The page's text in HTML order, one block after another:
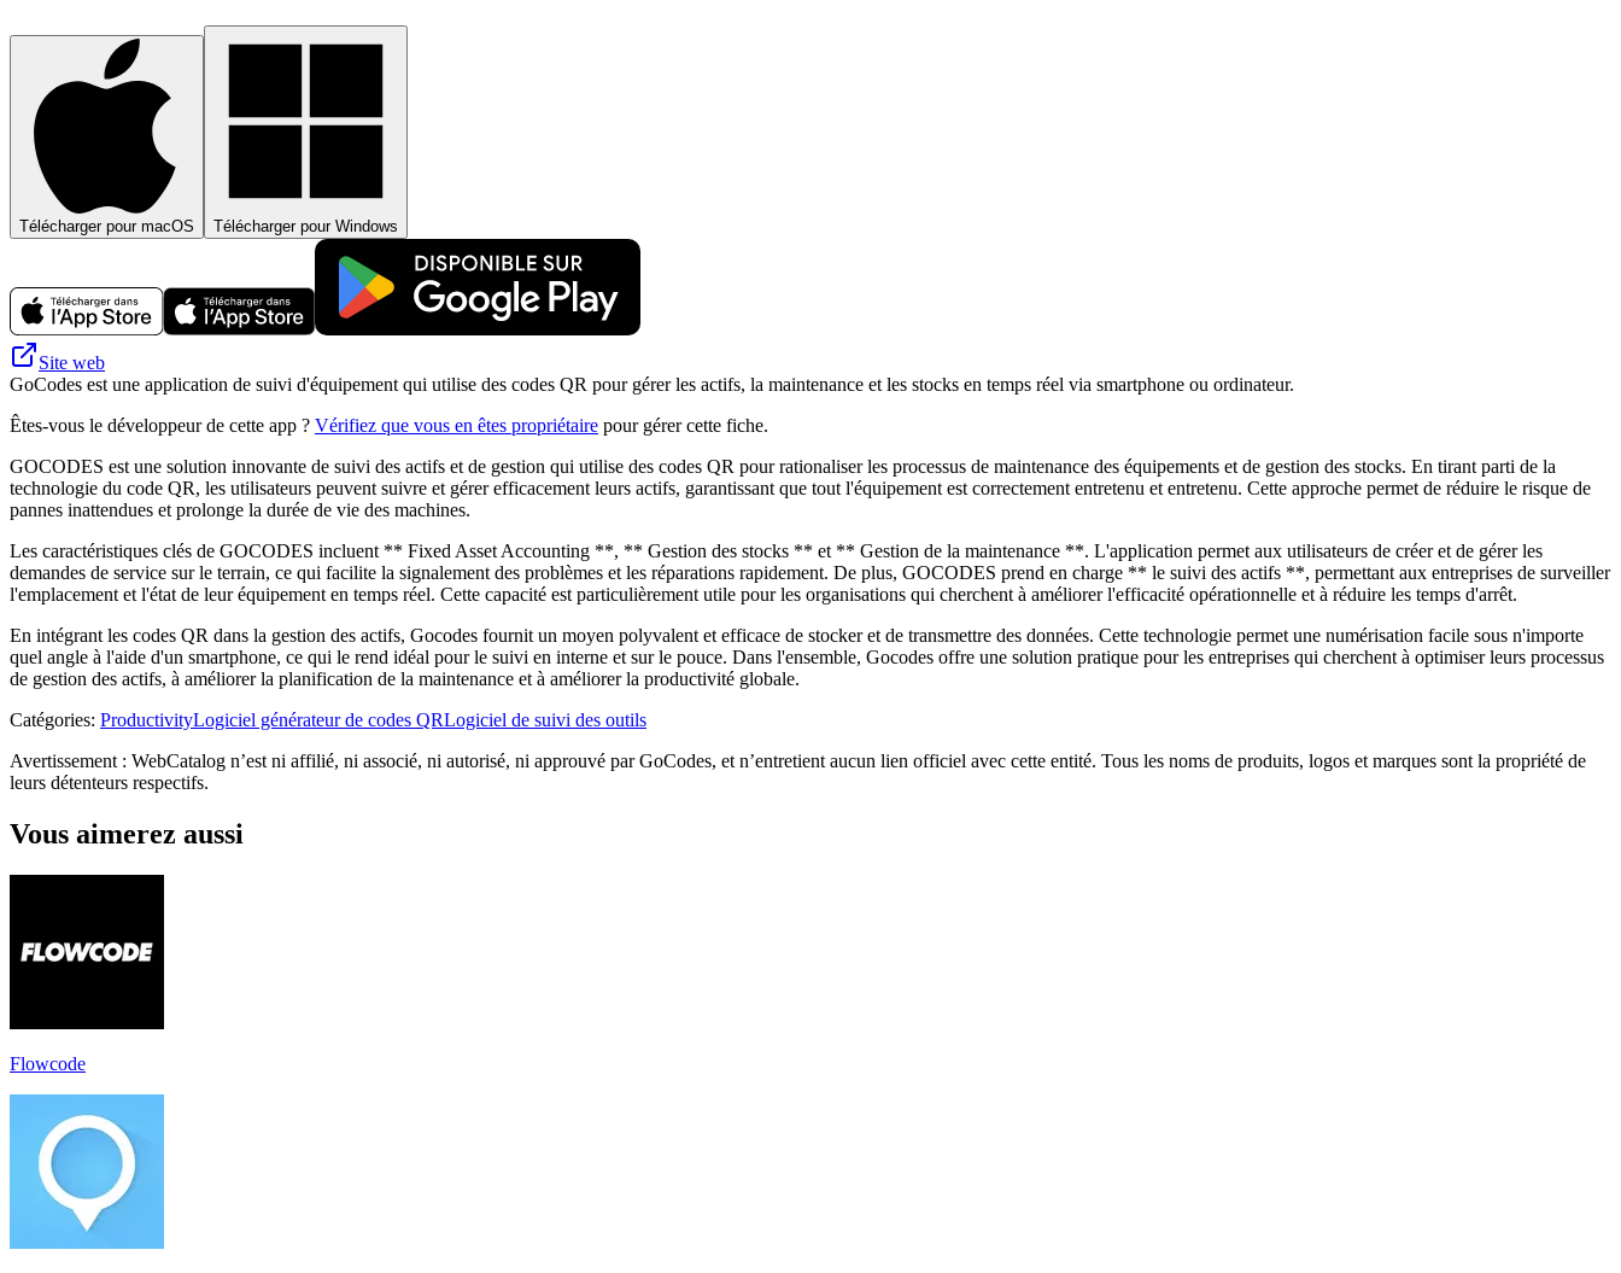
Télécharger pour macOS Télécharger pour Windows
Site web
GoCodes est une application de suivi d'équipement qui utilise des codes QR pour gérer les actifs, la maintenance et les stocks en temps réel via smartphone ou ordinateur.
Êtes-vous le développeur de cette app ? Vérifiez que vous en êtes propriétaire pour gérer cette fiche.
GOCODES est une solution innovante de suivi des actifs et de gestion qui utilise des codes QR pour rationaliser les processus de maintenance des équipements et de gestion des stocks. En tirant parti de la
technologie du code QR, les utilisateurs peuvent suivre et gérer efficacement leurs actifs, garantissant que tout l'équipement est correctement entretenu et entretenu. Cette approche permet de réduire le risque de
pannes inattendues et prolonge la durée de vie des machines.
Les caractéristiques clés de GOCODES incluent ** Fixed Asset Accounting **, ** Gestion des stocks ** et ** Gestion de la maintenance **. L'application permet aux utilisateurs de créer et de gérer les
demandes de service sur le terrain, ce qui facilite la signalement des problèmes et les réparations rapidement. De plus, GOCODES prend en charge ** le suivi des actifs **, permettant aux entreprises de surveiller
l'emplacement et l'état de leur équipement en temps réel. Cette capacité est particulièrement utile pour les organisations qui cherchent à améliorer l'efficacité opérationnelle et à réduire les temps d'arrêt.
En intégrant les codes QR dans la gestion des actifs, Gocodes fournit un moyen polyvalent et efficace de stocker et de transmettre des données. Cette technologie permet une numérisation facile sous n'importe
quel angle à l'aide d'un smartphone, ce qui le rend idéal pour le suivi en interne et sur le pouce. Dans l'ensemble, Gocodes offre une solution pratique pour les entreprises qui cherchent à optimiser leurs processus
de gestion des actifs, à améliorer la planification de la maintenance et à améliorer la productivité globale.
Catégories: ProductivityLogiciel générateur de codes QRLogiciel de suivi des outils
Avertissement : WebCatalog n’est ni affilié, ni associé, ni autorisé, ni approuvé par GoCodes, et n’entretient aucun lien officiel avec cette entité. Tous les noms de produits, logos et marques sont la propriété de
leurs détenteurs respectifs.
Vous aimerez aussi
Flowcode